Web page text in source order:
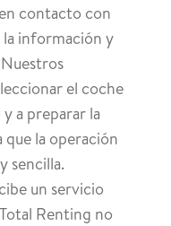
contacto con
información y
el coche
a preparar la
la operación
sencilla.
un servicio
Renting no